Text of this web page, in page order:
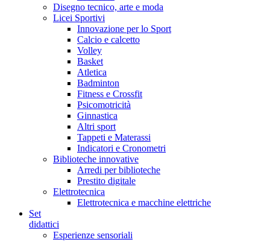
Disegno tecnico, arte e moda
Licei Sportivi
Innovazione per lo Sport
Calcio e calcetto
Volley
Basket
Atletica
Badminton
Fitness e Crossfit
Psicomotricità
Ginnastica
Altri sport
Tappeti e Materassi
Indicatori e Cronometri
Biblioteche innovative
Arredi per biblioteche
Prestito digitale
Elettrotecnica
Elettrotecnica e macchine elettriche
Set
didattici
Esperienze sensoriali